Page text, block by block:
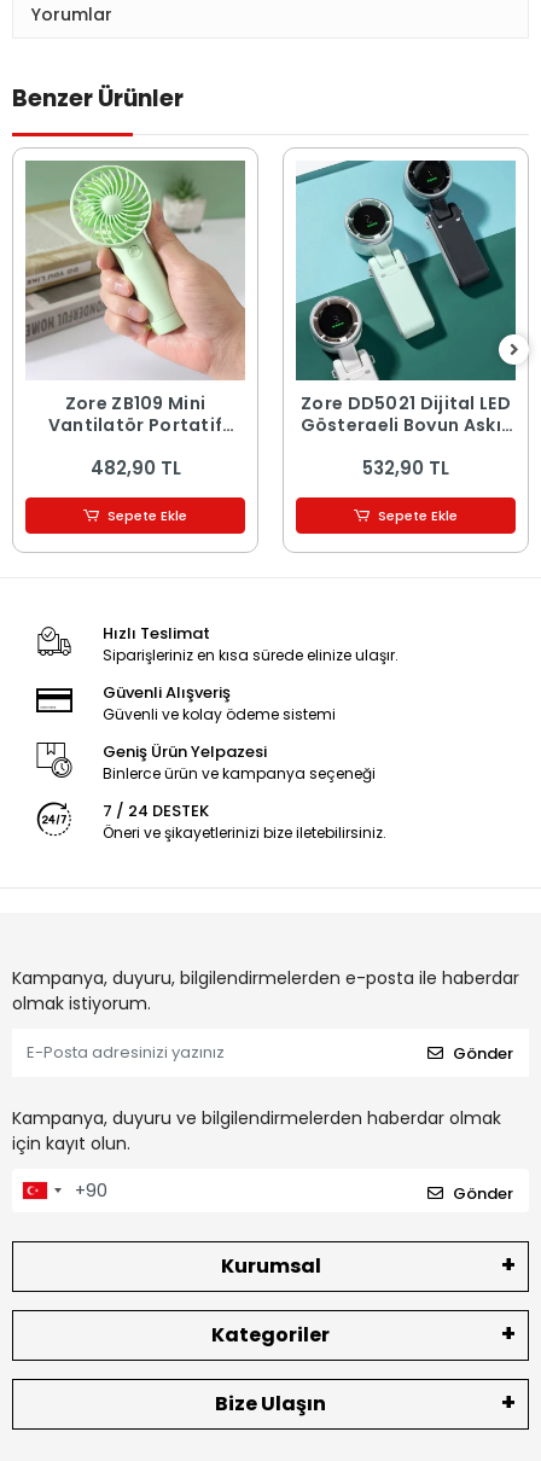
Yorumlar
Benzer Ürünler
Zore ZB109 Mini
Vantilatör Portatif
482,90 TL
Sepete Ekle
Zore DD5021 Dijital LED
Göstergeli Boyun Askılı
Mini Soğutucu El Fanı
532,90 TL
Sepete Ekle
Hızlı Teslimat
Siparişleriniz en kısa sürede elinize ulaşır.
Güvenli Alışveriş
Güvenli ve kolay ödeme sistemi
Geniş Ürün Yelpazesi
Binlerce ürün ve kampanya seçeneği
7 / 24 DESTEK
Öneri ve şikayetlerinizi bize iletebilirsiniz.
Kampanya, duyuru, bilgilendirmelerden e-posta ile haberdar
olmak istiyorum.
Gönder
Kampanya, duyuru ve bilgilendirmelerden haberdar olmak
için kayıt olun.
Gönder
Kurumsal
Kategoriler
Bize Ulaşın